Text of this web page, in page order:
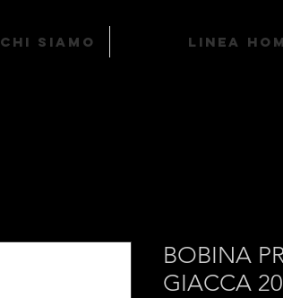
Chi Siamo LINEA
BOBINA
GIACCA